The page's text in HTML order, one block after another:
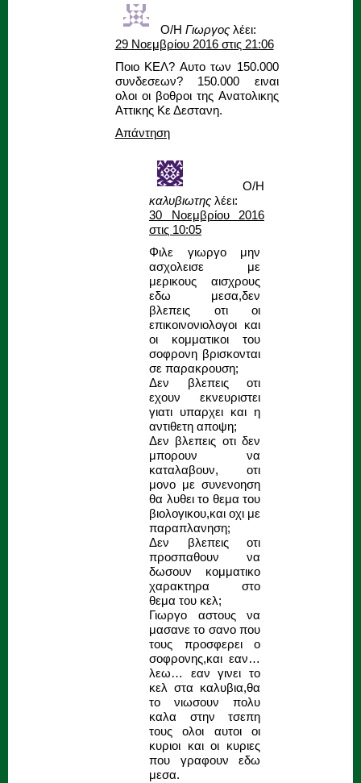
Ο/Η Γιωργος λέει:
29 Νοεμβρίου 2016 στις 21:06
Ποιο ΚΕΛ? Αυτο των 150.000
συνδεσεων? 150.000 ειναι
ολοι οι βοθροι της Ανατολικης
Αττικης Κε Δεστανη.
Απάντηση
Ο/Η
καλυβιωτης λέει:
30 Νοεμβρίου 2016
στις 10:05
Φιλε γιωργο μην
ασχολεισε με
μερικους αισχρους
εδω μεσα,δεν
βλεπεις οτι οι
επικοινονιολογοι και
οι κομματικοι του
σοφρονη βρισκονται
σε παρακρουση;
Δεν βλεπεις οτι
εχουν εκνευριστει
γιατι υπαρχει και η
αντιθετη αποψη;
Δεν βλεπεις οτι δεν
μπορουν να
καταλαβουν, οτι
μονο με συνενοηση
θα λυθει το θεμα του
βιολογικου,και οχι με
παραπλανηση;
Δεν βλεπεις οτι
προσπαθουν να
δωσουν κομματικο
χαρακτηρα στο
θεμα του κελ;
Γιωργο αστους να
μασανε το σανο που
τους προσφερει ο
σοφρονης,και εαν…
λεω… εαν γινει το
κελ στα καλυβια,θα
το νιωσουν πολυ
καλα στην τσεπη
τους ολοι αυτοι οι
κυριοι και οι κυριες
που γραφουν εδω
μεσα.